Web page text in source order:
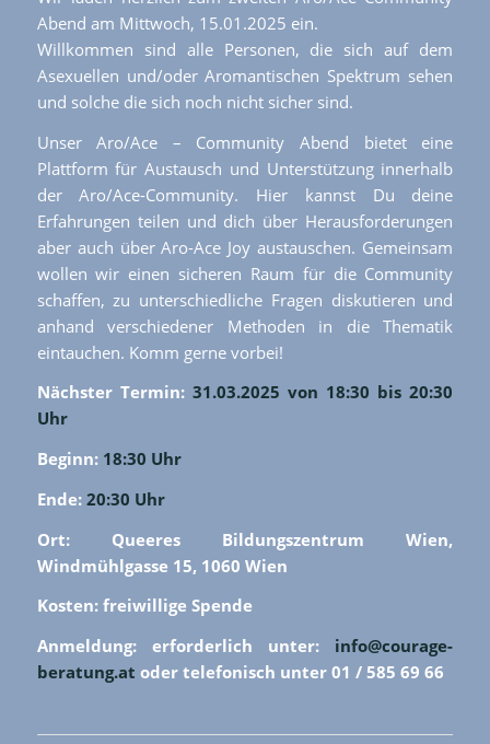
Abend am Mittwoch, 15.01.2025 ein.
Willkommen sind alle Personen, die sich auf dem
Asexuellen und/oder Aromantischen Spektrum sehen
und solche die sich noch nicht sicher sind.
Unser Aro/Ace – Community Abend bietet eine
Plattform für Austausch und Unterstützung innerhalb
der Aro/Ace-Community. Hier kannst Du deine
Erfahrungen teilen und dich über Herausforderungen
aber auch über Aro-Ace Joy austauschen. Gemeinsam
wollen wir einen sicheren Raum für die Community
schaffen, zu unterschiedliche Fragen diskutieren und
anhand verschiedener Methoden in die Thematik
eintauchen. Komm gerne vorbei!
Nächster Termin: 31.03.2025 von 18:30 bis 20:30
Uhr
Beginn: 18:30 Uhr
Ende: 20:30 Uhr
Ort: Queeres Bildungszentrum Wien,
Windmühlgasse 15, 1060 Wien
Kosten: freiwillige Spende
Anmeldung: erforderlich unter: info@courage-
beratung.at oder telefonisch unter 01 / 585 69 66